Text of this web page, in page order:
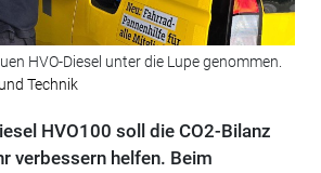
HVO-Diesel unter die Lupe genommen.
Technik
HVO100 soll die CO2-Bilanz
verbessern helfen. Beim